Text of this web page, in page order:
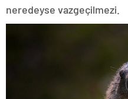
neredeyse vazgeçilmezi.